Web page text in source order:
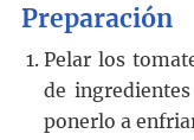
Preparación
Pelar los
de
ponerlo a